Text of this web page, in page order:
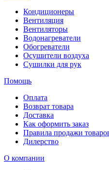
Кондиционеры
Вентиляция
Вентиляторы
Водонагреватели
Обогреватели
Осушители воздуха
Сушилки для рук
Помощь
Оплата
Возврат товара
Доставка
Как оформить заказ
Правила продажи
Дилерство
О компании